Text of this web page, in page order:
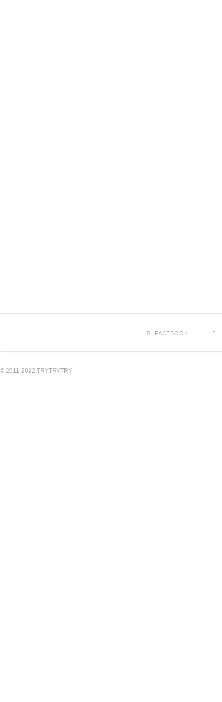
FACEBOOK
© 2011-2022 TRYTRYTRY